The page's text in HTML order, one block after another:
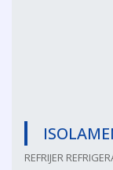
REFRIJER